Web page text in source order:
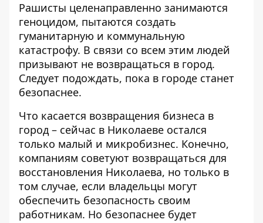
Рашисты целенаправленно занимаются
геноцидом, пытаются создать
гуманитарную и коммунальную
катастрофу. В связи со всем этим людей
призывают не возвращаться в город.
Следует подождать, пока в городе станет
безопаснее.
Что касается возвращения бизнеса в
город – сейчас в Николаеве остался
только малый и микробизнес. Конечно,
компаниям советуют возвращаться для
восстановления Николаева, но только в
том случае, если владельцы могут
обеспечить безопасность своим
работникам. Но безопаснее будет